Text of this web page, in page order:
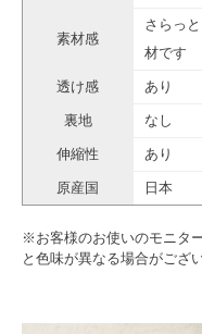
素材感
さらっ
材です
透け感 あり
裏地 なし
伸縮性 あり
原産国 日本
※お客様のお使いのモニタ
と色味が異なる場合がござ